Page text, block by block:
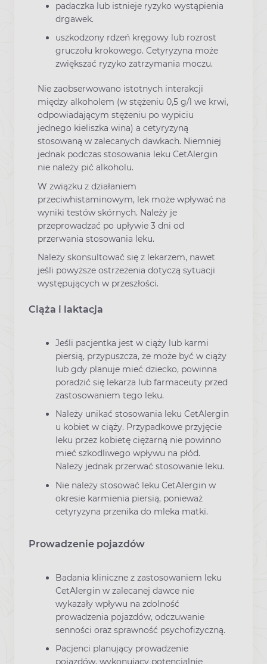
padaczka lub istnieje ryzyko wystąpienia
drgawek.
uszkodzony rdzeń kręgowy lub rozrost
gruczołu krokowego. Cetyryzyna może
zwiększać ryzyko zatrzymania moczu.
Nie zaobserwowano istotnych interakcji
między alkoholem (w stężeniu 0,5 g/l we krwi,
odpowiadającym stężeniu po wypiciu
jednego kieliszka wina) a cetyryzyną
stosowaną w zalecanych dawkach. Niemniej
jednak podczas stosowania leku CetAlergin
nie należy pić alkoholu.
W związku z działaniem
przeciwhistaminowym, lek może wpływać na
wyniki testów skórnych. Należy je
przeprowadzać po upływie 3 dni od
przerwania stosowania leku.
Należy skonsultować się z lekarzem, nawet
jeśli powyższe ostrzeżenia dotyczą sytuacji
występujących w przeszłości.
Ciąża i laktacja
Jeśli pacjentka jest w ciąży lub karmi
piersią, przypuszcza, że może być w ciąży
lub gdy planuje mieć dziecko, powinna
poradzić się lekarza lub farmaceuty przed
zastosowaniem tego leku.
Należy unikać stosowania leku CetAlergin
u kobiet w ciąży. Przypadkowe przyjęcie
leku przez kobietę ciężarną nie powinno
mieć szkodliwego wpływu na płód.
Należy jednak przerwać stosowanie leku.
Nie należy stosować leku CetAlergin w
okresie karmienia piersią, ponieważ
cetyryzyna przenika do mleka matki.
Prowadzenie pojazdów
Badania kliniczne z zastosowaniem leku
CetAlergin w zalecanej dawce nie
wykazały wpływu na zdolność
prowadzenia pojazdów, odczuwanie
senności oraz sprawność psychofizyczną.
Pacjenci planujący prowadzenie
pojazdów, wykonujący potencjalnie